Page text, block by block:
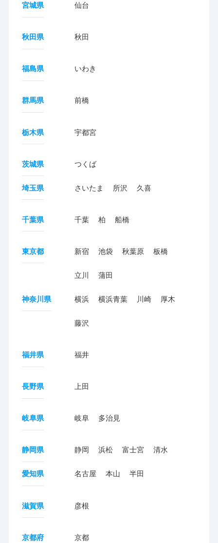
宮城県 仙台
秋田県 秋田
福島県 いわき
群馬県 前橋
栃木県 宇都宮
茨城県 つくば
埼玉県 さいたま 所沢 久喜
千葉県 千葉 柏 船橋
東京都 新宿 池袋 秋葉原 板橋
立川 蒲田
神奈川県 横浜 横浜青葉 川崎 厚木
藤沢
福井県 福井
長野県 上田
岐阜県 岐阜 多治見
静岡県 静岡 浜松 富士宮 清水
愛知県 名古屋 本山 半田
滋賀県 彦根
京都府 京都